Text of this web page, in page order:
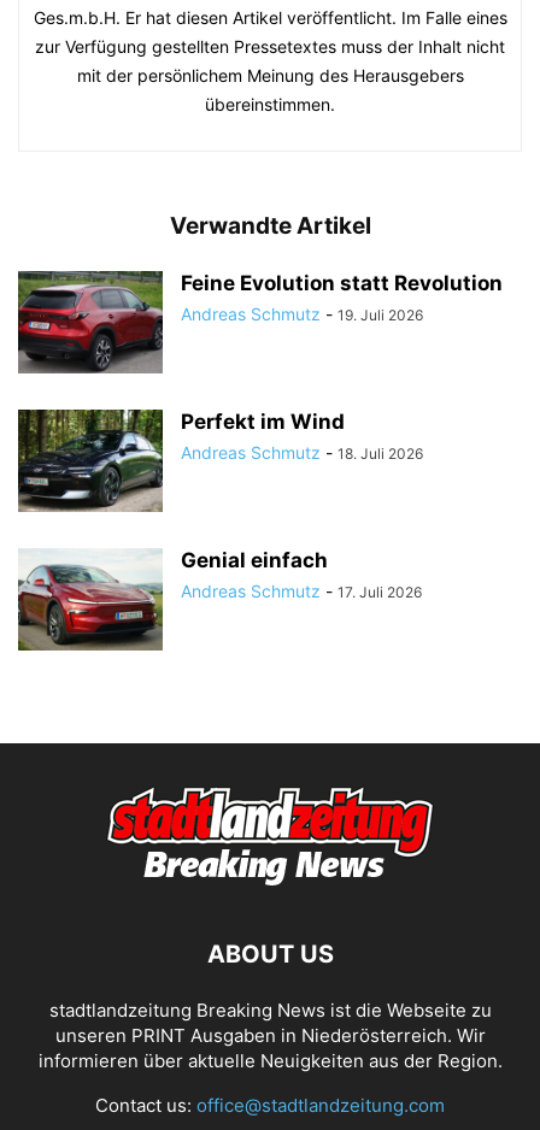
Ges.m.b.H. Er hat diesen Artikel veröffentlicht. Im Falle eines
zur Verfügung gestellten Pressetextes muss der Inhalt nicht
mit der persönlichem Meinung des Herausgebers
übereinstimmen.
Verwandte Artikel
Feine Evolution statt Revolution
Andreas Schmutz - 19. Juli 2026
Perfekt im Wind
Andreas Schmutz - 18. Juli 2026
Genial einfach
Andreas Schmutz - 17. Juli 2026
ABOUT US
stadtlandzeitung Breaking News ist die Webseite zu
unseren PRINT Ausgaben in Niederösterreich. Wir
informieren über aktuelle Neuigkeiten aus der Region.
Contact us: office@stadtlandzeitung.com